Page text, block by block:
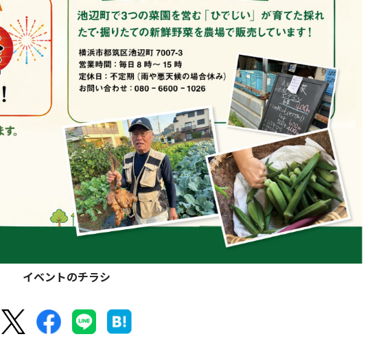
イベントのチラシ